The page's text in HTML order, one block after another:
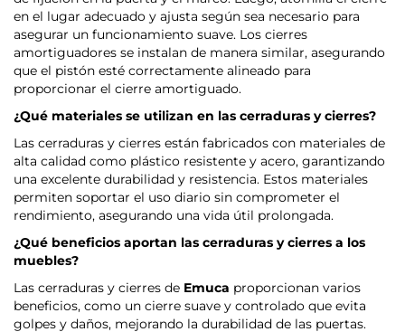
en el lugar adecuado y ajusta según sea necesario para
asegurar un funcionamiento suave. Los cierres
amortiguadores se instalan de manera similar, asegurando
que el pistón esté correctamente alineado para
proporcionar el cierre amortiguado.
¿Qué materiales se utilizan en las cerraduras y cierres?
Las cerraduras y cierres están fabricados con materiales de
alta calidad como plástico resistente y acero, garantizando
una excelente durabilidad y resistencia. Estos materiales
permiten soportar el uso diario sin comprometer el
rendimiento, asegurando una vida útil prolongada.
¿Qué beneficios aportan las cerraduras y cierres a los
muebles?
Las cerraduras y cierres de Emuca proporcionan varios
beneficios, como un cierre suave y controlado que evita
golpes y daños, mejorando la durabilidad de las puertas.